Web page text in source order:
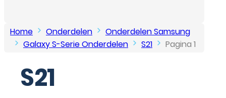
Home Onderdelen
Onderdelen Samsung